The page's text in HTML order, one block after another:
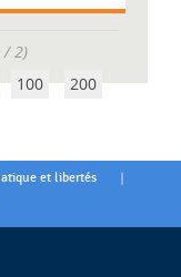
/ 2)
100 200
et libertés |